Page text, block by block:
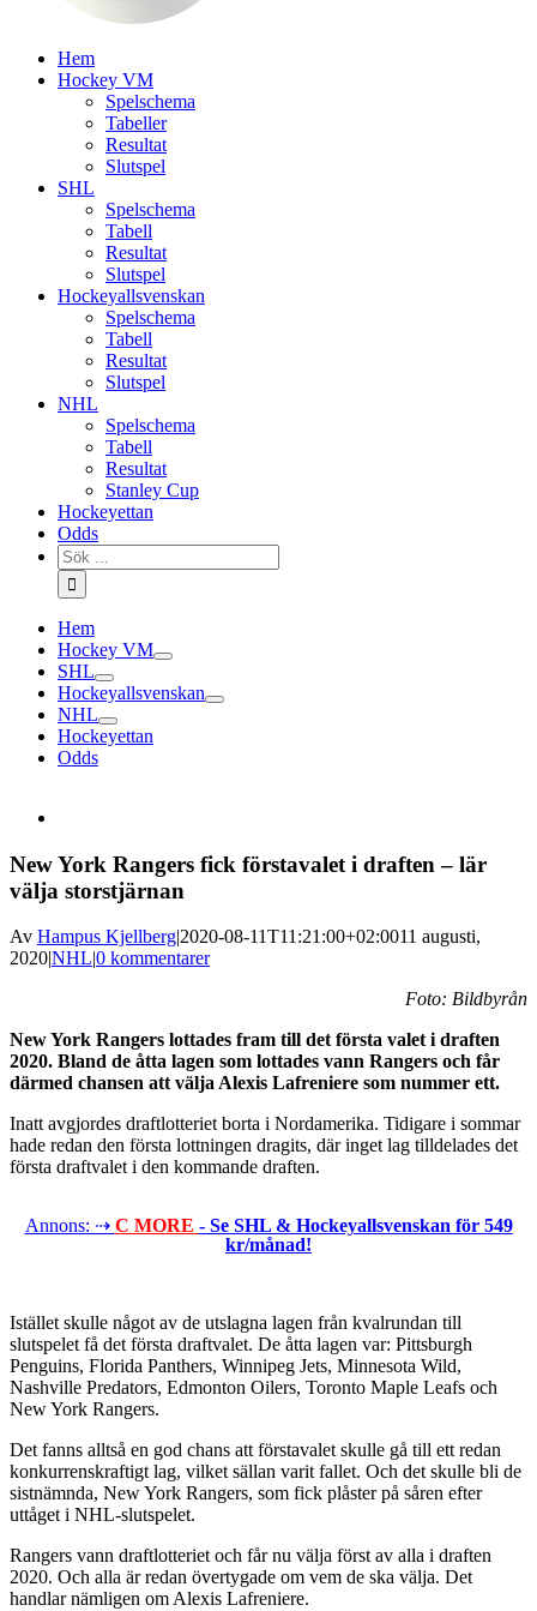
Hem
Hockey VM
Spelschema
Tabeller
Resultat
Slutspel
SHL
Spelschema
Tabell
Resultat
Slutspel
Hockeyallsvenskan
Spelschema
Tabell
Resultat
Slutspel
NHL
Spelschema
Tabell
Resultat
Stanley Cup
Hockeyettan
Odds
Sök
efter:
Hem
Hockey VM
SHL
Hockeyallsvenskan
NHL
Hockeyettan
Odds
New York Rangers fick förstavalet i draften – lär
välja storstjärnan
Av Hampus Kjellberg|2020-08-11T11:21:00+02:0011 augusti,
2020|NHL|0 kommentarer
Foto: Bildbyrån
New York Rangers lottades fram till det första valet i draften
2020. Bland de åtta lagen som lottades vann Rangers och får
därmed chansen att välja Alexis Lafreniere som nummer ett.
Inatt avgjordes draftlotteriet borta i Nordamerika. Tidigare i sommar
hade redan den första lottningen dragits, där inget lag tilldelades det
första draftvalet i den kommande draften.
Annons: ⇢ C MORE - Se SHL & Hockeyallsvenskan för 549
kr/månad!
Istället skulle något av de utslagna lagen från kvalrundan till
slutspelet få det första draftvalet. De åtta lagen var: Pittsburgh
Penguins, Florida Panthers, Winnipeg Jets, Minnesota Wild,
Nashville Predators, Edmonton Oilers, Toronto Maple Leafs och
New York Rangers.
Det fanns alltså en god chans att förstavalet skulle gå till ett redan
konkurrenskraftigt lag, vilket sällan varit fallet. Och det skulle bli de
sistnämnda, New York Rangers, som fick plåster på såren efter
uttåget i NHL-slutspelet.
Rangers vann draftlotteriet och får nu välja först av alla i draften
2020. Och alla är redan övertygade om vem de ska välja. Det
handlar nämligen om Alexis Lafreniere.